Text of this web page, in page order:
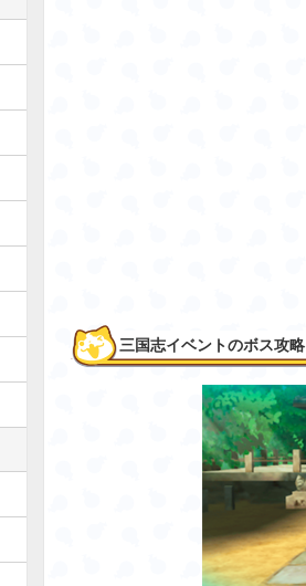
三国志イベントのボス攻略